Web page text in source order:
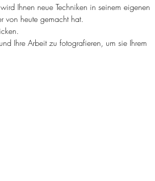
Ihnen neue Techniken in seinem eigenen
von heute gemacht hat.
Ihre Arbeit zu fotografieren, um sie Ihrem